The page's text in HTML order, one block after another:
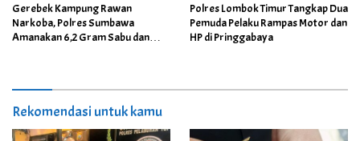
Gerebek Kampung Rawan
Narkoba, Polres Sumbawa
Amanakan 6,2 Gram Sabu dan
Polres Lombok Timur Tangkap Dua
Pemuda Pelaku Rampas Motor dan
HP di Pringgabaya
Rekomendasi untuk kamu